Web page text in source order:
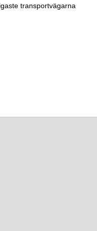
transportvägarna